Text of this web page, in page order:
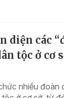
diện các
tộc ở cơ
nhiều đoàn